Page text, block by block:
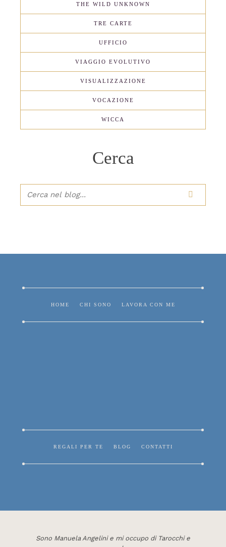
THE WILD UNKNOWN
TRE CARTE
UFFICIO
VIAGGIO EVOLUTIVO
VISUALIZZAZIONE
VOCAZIONE
WICCA
Cerca

HOME CHI SONO LAVORA CON ME
REGALI PER TE BLOG CONTATTI
Sono Manuela Angelini e mi occupo di Tarocchi e